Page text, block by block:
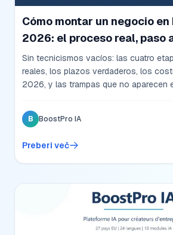
Cómo montar un negocio en
2026: el proceso real, paso
Sin tecnicismos vacíos: las cuatro
reales, los plazos verdaderos, los
2026, y las trampas que no aparecen
mañana, no dentro de seis meses.
B BoostPro IA
Preberi več